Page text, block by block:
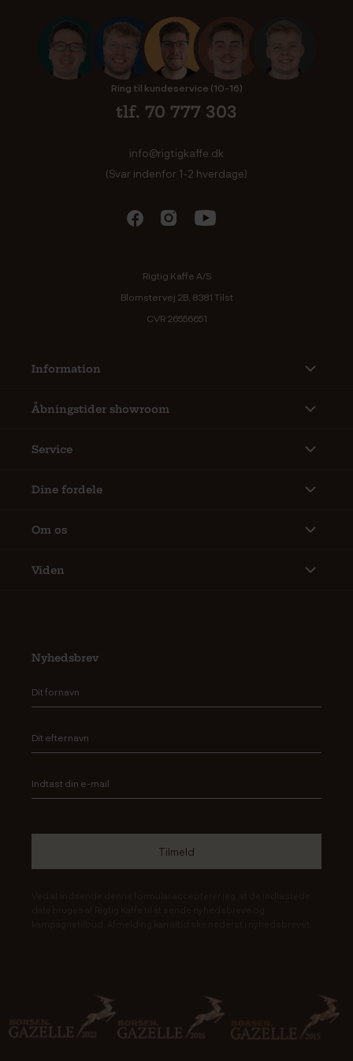
Ring til kundeservice (10-16)
tlf. 70 777 303
info@rigtigkaffe.dk
(Svar indenfor 1-2 hverdage)
Rigtig Kaffe A/S
Blomstervej 2B, 8381 Tilst
CVR 26556651
Information
Åbningstider showroom
Service
Dine fordele
Om os
Viden
Nyhedsbrev